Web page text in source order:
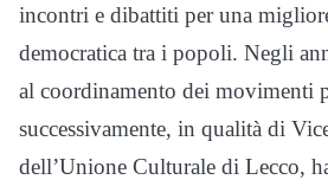
incontri e dibattiti per una
democratica tra i popoli. Negli
al coordinamento dei movimenti
successivamente, in qualità di
dell’Unione Culturale di Lecco,